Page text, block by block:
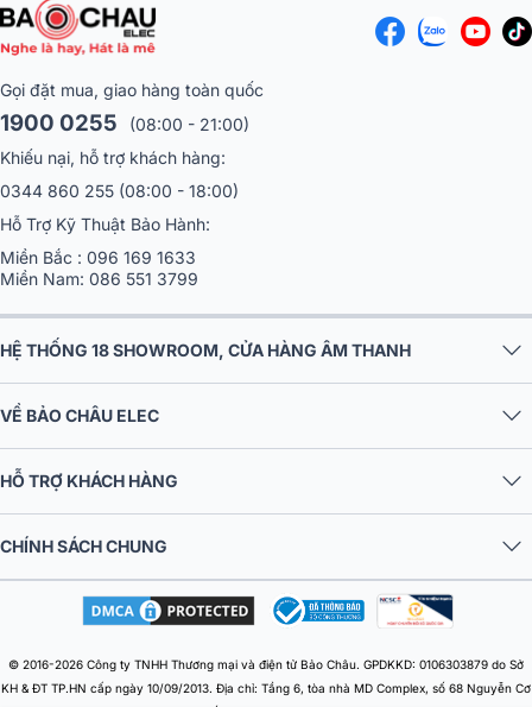
Gọi đặt mua, giao hàng toàn quốc
1900 0255
(08:00 - 21:00)
Khiếu nại, hỗ trợ khách hàng:
0344 860 255(08:00 - 18:00)
Hỗ Trợ Kỹ Thuật Bảo Hành:
Miền Bắc :096 169 1633
Miền Nam:
HỆ THỐNG 18 SHOWROOM, CỬA HÀNG ÂM THANH
VỀ BẢO CHÂU ELEC
HỖ TRỢ KHÁCH HÀNG
CHÍNH SÁCH CHUNG